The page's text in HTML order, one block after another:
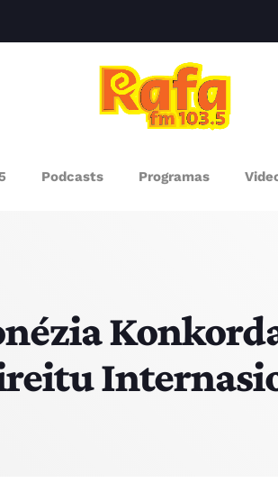
Podcasts Programas
PROGRAMAS